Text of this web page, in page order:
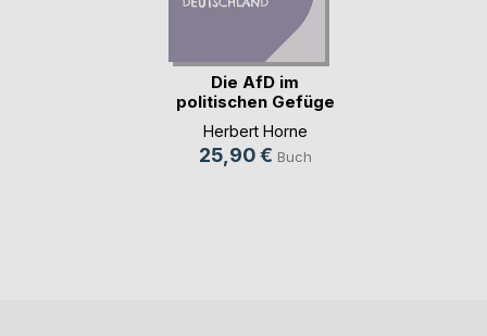
Die AfD im
politischen Gefüge
der (...)
Herbert Horne
25,90 € Buch